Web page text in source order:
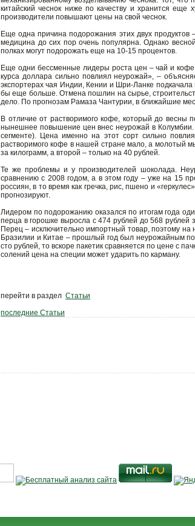
китайский чеснок ниже по качеству и хранится еще
производители повышают цены на свой чеснок.
Еще одна причина подорожания этих двух
медицина до сих пор очень популярна. Однако
полках могут подорожать еще на 10-15 процентов.
Еще одни бессменные лидеры роста цен – чай и
курса доллара сильно повлиял неурожай», –
экспортерах чая Индии, Кении и Шри-Ланке
бы еще больше. Отмена пошлин на сырье,
дело. По прогнозам Рамаза Чантурии, в ближайшие
В отличие от растворимого кофе, который до весны
нынешнее повышение цен внес неурожай в
сегменте). Цена именно на этот сорт сильно
растворимого кофе в нашей стране мало, а молотый
за килограмм, а второй – только на 40 рублей.
Те же проблемы и у производителей шоколада.
сравнению с 2008 годом, а в этом году – уже на 15
россиян, в то время как гречка, рис, пшено и
прогнозируют.
Лидером по подорожанию оказался по итогам года
перца в горошке выросла с 474 рублей до 568 рублей
Перец – исключительно импортный товар, поэтому на
Бразилии и Китае – прошлый год был неурожайным по
сто рублей, то вскоре пакетик сравняется по цене с
солений цена на специи может ударить по карману.
перейти в раздел Статьи
последние Статьи